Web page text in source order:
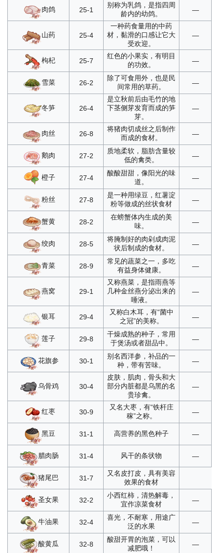
肉鸽 25-1
别称为乳鸽，是指四周
龄内的幼鸽。
—
山药 25-4
一种药食量用的中药
材，黏滑的口感让它大
受欢迎。
—
枸杞 25-7
红色的小果实，有明目
的功效。
—
雪菜 26-2
除了可食用外，也是民
间常用的草药。
—
冬笋 26-4
是立秋前后由毛竹的地
下茎侧芽发育而成的笋
芽。
—
肉丝 26-8
将猪肉切成丝之后制作
而成的食材。
—
鹅肉 27-2
质地柔软，脂肪含量较
低的禽类。
—
橙子 27-4
酸酸甜甜，像阳光的味
道。
—
粉丝 27-8
是一种用绿豆，红薯淀
粉等做成的丝状食材
—
蟹黄 28-2
在螃蟹体内生成的美
味。
—
绞肉 28-5
将腌制好的肉剁成肉泥
状后制成的食材。
—
青菜 28-9
常见的蔬菜之一，多吃
有益身体健康。
—
燕窝 29-1
又称燕菜，是指雨燕等
几种金丝燕分泌出来的
唾液。
—
银耳 29-4
又称白木耳，有“菌中
之冠”的美称。
—
莲子 29-8
干燥成熟的种子，常用
于煲汤或者甜品中。
—
花旗参 30-1
别名西洋参，补品的一
种，带有苦味。
—
乌骨鸡 30-4
皮肤，肌肉，骨头和大
部分内脏都是乌黑的名
贵珍禽。
—
红枣 30-9
又名大枣，有“铁杆庄
稼”之称。
—
黑豆 31-1 高营养的黑色种子 —
腊肉肠 31-4 风干的条状物 —
猪尾巴 31-7
又名皮打皮，具有美容
效果的食材
圣女果 32-2
小西红柿，清热解毒，
宜作凉菜食材
—
牛油果 32-4
喜光，不耐寒，用途广
泛的水果
—
酸黄瓜 32-8
酸甜开胃的泡菜，可以
减肥哦！
—